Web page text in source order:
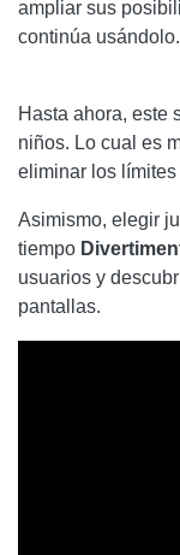
ampliar sus
continúa usándolo.
Hasta ahora, este
niños. Lo cual es
eliminar los
Asimismo, elegir
tiempo
usuarios y
pantallas.